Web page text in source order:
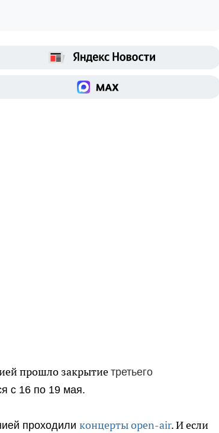
прошло закрытие третьего
с 16 по 19 мая.
проходили концерты open-air. И если